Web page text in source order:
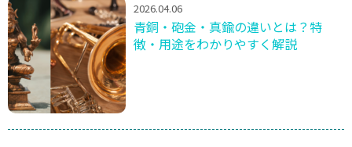
2026.04.06
青銅・砲金・真鍮の違いとは？特
徴・用途をわかりやすく解説